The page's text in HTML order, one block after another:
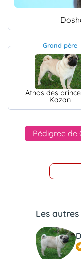
Grand père
Athos des
Kazan
Pédigree de
Les autres